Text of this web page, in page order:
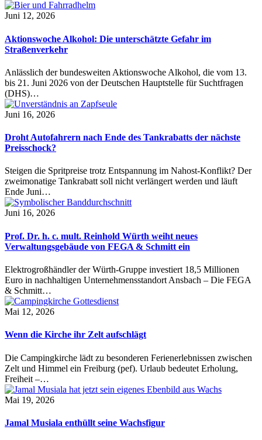
Juni 12, 2026
Aktionswoche Alkohol: Die unterschätzte Gefahr im
Straßenverkehr
Anlässlich der bundesweiten Aktionswoche Alkohol, die vom 13.
bis 21. Juni 2026 von der Deutschen Hauptstelle für Suchtfragen
(DHS)…
Juni 16, 2026
Droht Autofahrern nach Ende des Tankrabatts der nächste
Preisschock?
Steigen die Spritpreise trotz Entspannung im Nahost-Konflikt? Der
zweimonatige Tankrabatt soll nicht verlängert werden und läuft
Ende Juni…
Juni 16, 2026
Prof. Dr. h. c. mult. Reinhold Würth weiht neues
Verwaltungsgebäude von FEGA & Schmitt ein
Elektrogroßhändler der Würth-Gruppe investiert 18,5 Millionen
Euro in nachhaltigen Unternehmensstandort Ansbach – Die FEGA
& Schmitt…
Mai 12, 2026
Wenn die Kirche ihr Zelt aufschlägt
Die Campingkirche lädt zu besonderen Ferienerlebnissen zwischen
Zelt und Himmel ein Freiburg (pef). Urlaub bedeutet Erholung,
Freiheit –…
Mai 19, 2026
Jamal Musiala enthüllt seine Wachsfigur